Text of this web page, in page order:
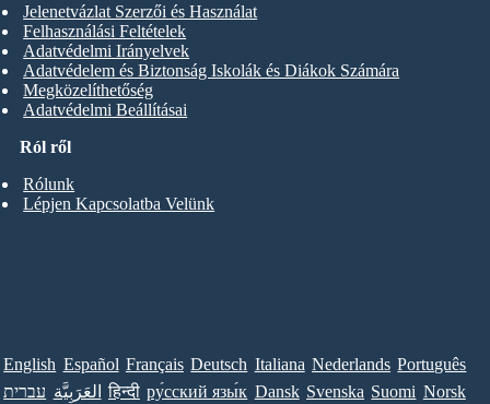
Ról ről
Rólunk
Lépjen Kapcsolatba Velünk
Jelenetvázlat Szerzői és Használat
Felhasználási Feltételek
Adatvédelmi Irányelvek
Adatvédelem és Biztonság Iskolák és Diákok Számára
Megközelíthetőség
Adatvédelmi Beállításai
English Español Français Deutsch Italiana Nederlands Português
עברית العَرَبِيَّة हिन्दी ру́сский язы́к Dansk Svenska Suomi Norsk